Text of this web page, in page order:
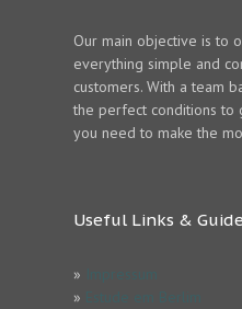
Our main objective is to
everything simple and
customers. With a team
the perfect conditions
you need to make the
Useful Links &
»
»